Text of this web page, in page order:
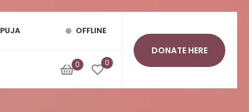
PUJA OFFLINE
0 0
DONATE HERE